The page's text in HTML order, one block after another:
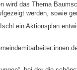
wird das Thema
werden, sowie
ein Aktionsplan